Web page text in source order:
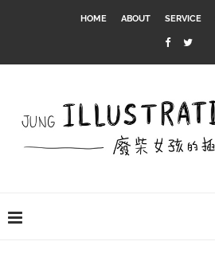
HOME ABOUT SERVICE